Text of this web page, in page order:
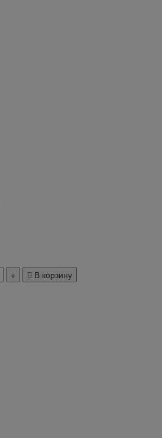
В корзину